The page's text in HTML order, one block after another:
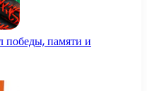
победы, памяти и